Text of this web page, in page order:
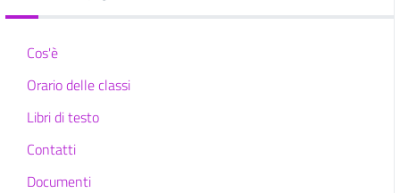
Cos'è
Orario delle classi
Libri di testo
Contatti
Documenti